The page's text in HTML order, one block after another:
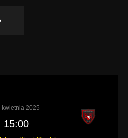
kwietnia 2025
15:00